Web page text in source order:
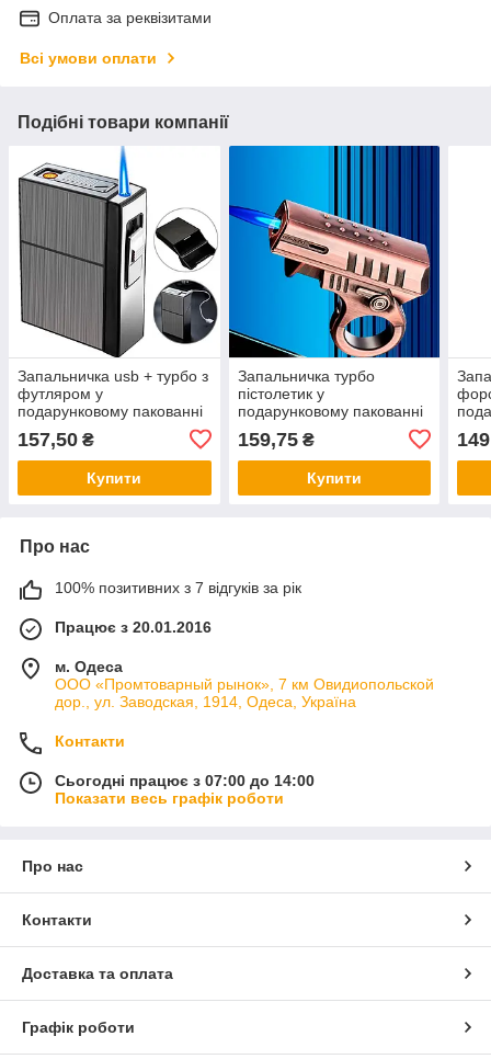
Оплата за реквізитами
Всі умови оплати
Подібні товари компанії
Запальничка usb + турбо з
футляром у
подарунковому пакованні
157,50 ₴
Купити
Запальничка турбо
пістолетик у
подарунковому пакованні
159,75₴
Купити
Про нас
100% позитивних з 7 відгуків за рік
Працює з 20.01.2016
м. Одеса
ООО «Промтоварный рынок», 7 км Овидиопольской
дор., ул. Заводская, 1914, Одеса, Україна
Контакти
Сьогодні працює з 07:00 до 14:00
Показати весь графік роботи
Про нас
Контакти
Доставка та оплата
Графік роботи